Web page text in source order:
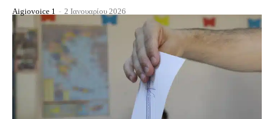
Aigiovoice 1 - 2 Ιανουαρίου 2026